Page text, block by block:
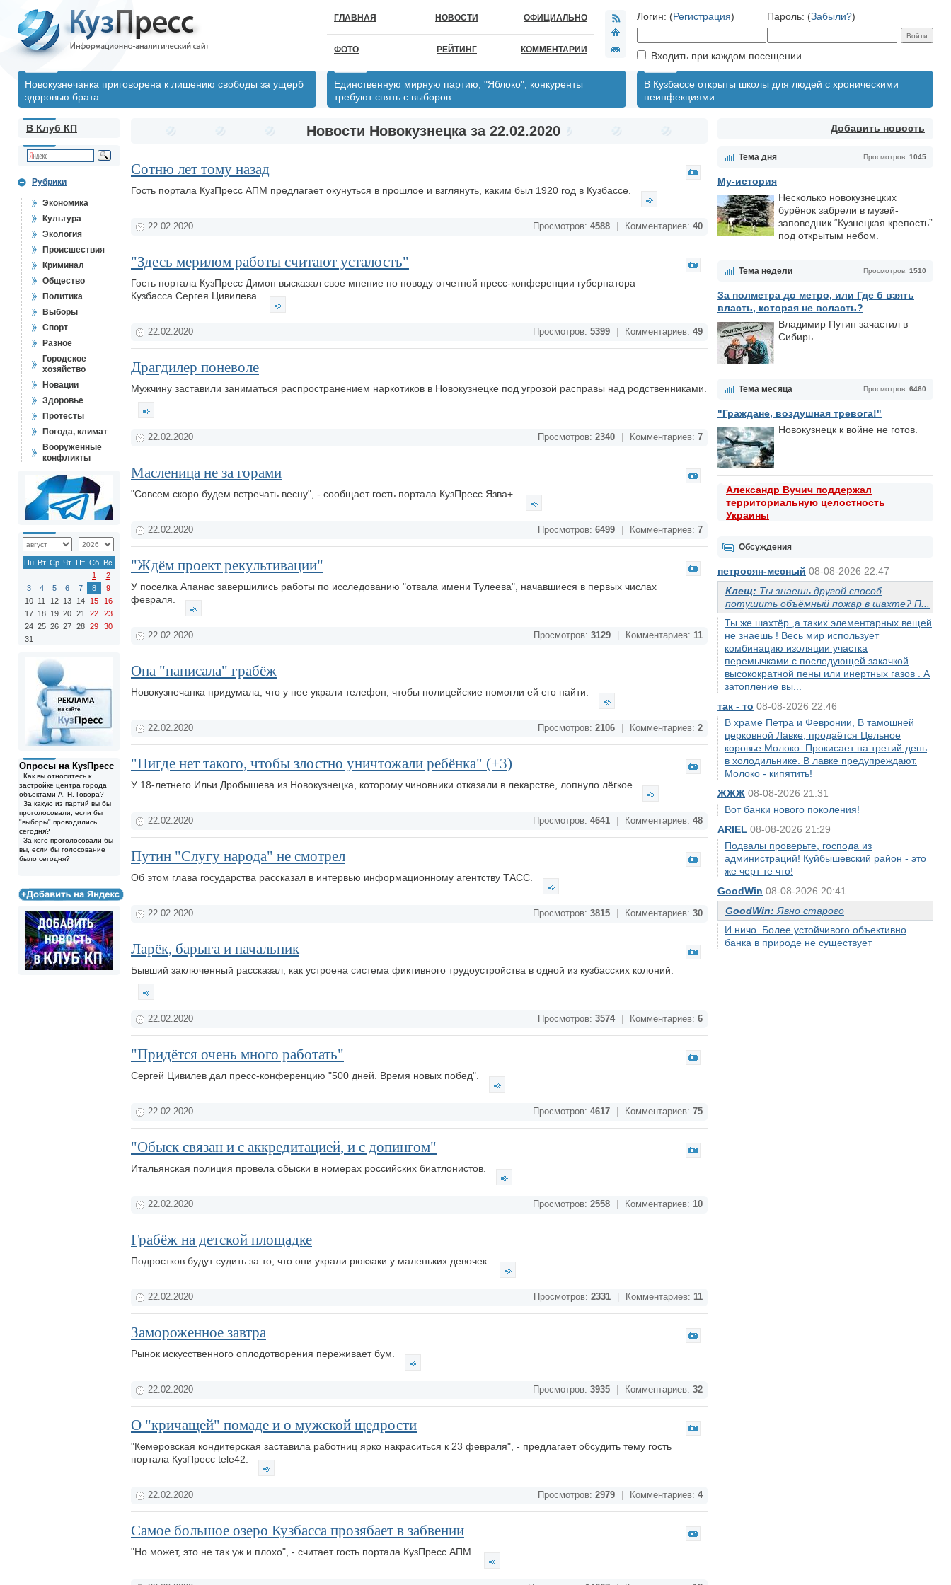
ГЛАВНАЯ НОВОСТИ ОФИЦИАЛЬНО
ФОТО РЕЙТИНГ КОММЕНТАРИИ
Логин: (Регистрация) Пароль: (Забыли?)
Входить при каждом посещении
Новокузнечанка приговорена к лишению свободы за ущерб
здоровью брата
Единственную мирную партию, "Яблоко", конкуренты
требуют снять с выборов
В Кузбассе открыты школы для людей с хроническими
неинфекциями
Добавить новость
Просмотров: 1045
Тема дня
Му-история
Несколько новокузнецких
бурёнок забрели в музей-
заповедник “Кузнецкая крепость”
под открытым небом.
Просмотров: 1510
Тема недели
За полметра до метро, или Где б взять
власть, которая не всласть?
Владимир Путин зачастил в
Сибирь...
Просмотров: 6460
Тема месяца
"Граждане, воздушная тревога!"
Новокузнецк к войне не готов.
Александр Вучич поддержал
территориальную целостность
Украины
Обсуждения
петросян-месный 08-08-2026 22:47
Клещ: Ты знаешь другой способ
потушить объёмный пожар в шахте? П...
Ты же шахтёр ,а таких элементарных вещей
не знаешь ! Весь мир использует
комбинацию изоляции участка
перемычками с последующей закачкой
высокократной пены или инертных газов . А
затопление вы...
так - то 08-08-2026 22:46
В храме Петра и Февронии, В тамошней
церковной Лавке, продаётся Цельное
коровье Молоко. Прокисает на третий день
в холодильнике. В лавке предупреждают.
Молоко - кипятить!
ЖЖЖ 08-08-2026 21:31
Вот банки нового поколения!
ARIEL 08-08-2026 21:29
Подвалы проверьте, господа из
администраций! Куйбышевский район - это
же черт те что!
GoodWin 08-08-2026 20:41
GoodWin: Явно старого
И ничо. Более устойчивого объективно
банка в природе не существует
В Клуб КП
Рубрики
Экономика
Культура
Экология
Происшествия
Криминал
Общество
Политика
Выборы
Спорт
Разное
Городское
хозяйство
Новации
Здоровье
Протесты
Погода, климат
Вооружённые
конфликты
Пн Вт Ср Чт Пт Сб Вс
1
2
3
4 5 6 7 8
9
10 11 12 13 14 15
16
17 18 19 20 21 22
23
24 25 26 27 28 29
30
31
Опросы на КузПресс
Как вы относитесь к
застройке центра города
объектами А. Н. Говора?
За какую из партий вы бы
проголосовали, если бы
"выборы" проводились
сегодня?
За кого проголосовали бы
вы, если бы голосование
было сегодня?
Новости Новокузнецка за 22.02.2020
Сотню лет тому назад
Гость портала КузПресс АПМ предлагает окунуться в прошлое и взглянуть, каким был 1920 год в Кузбассе.
22.02.2020 Просмотров: 4588 Комментариев: 40
"Здесь мерилом работы считают усталость"
Гость портала КузПресс Димон высказал свое мнение по поводу отчетной пресс-конференции губернатора
Кузбасса Сергея Цивилева.
22.02.2020 Просмотров: 5399 Комментариев: 49
Драгдилер поневоле
Мужчину заставили заниматься распространением наркотиков в Новокузнецке под угрозой расправы над родственниками.
22.02.2020 Просмотров: 2340 Комментариев: 7
Масленица не за горами
"Совсем скоро будем встречать весну", - сообщает гость портала КузПресс Язва+.
22.02.2020 Просмотров: 6499 Комментариев: 7
"Ждём проект рекультивации"
У поселка Апанас завершились работы по исследованию "отвала имени Тулеева", начавшиеся в первых числах
февраля.
22.02.2020 Просмотров: 3129 Комментариев: 11
Она "написала" грабёж
Новокузнечанка придумала, что у нее украли телефон, чтобы полицейские помогли ей его найти.
22.02.2020 Просмотров: 2106 Комментариев: 2
"Нигде нет такого, чтобы злостно уничтожали ребёнка" (+3)
У 18-летнего Ильи Дробышева из Новокузнецка, которому чиновники отказали в лекарстве, лопнуло лёгкое
22.02.2020 Просмотров: 4641 Комментариев: 48
Путин "Слугу народа" не смотрел
Об этом глава государства рассказал в интервью информационному агентству ТАСС.
22.02.2020 Просмотров: 3815 Комментариев: 30
Ларёк, барыга и начальник
Бывший заключенный рассказал, как устроена система фиктивного трудоустройства в одной из кузбасских колоний.
22.02.2020 Просмотров: 3574 Комментариев: 6
"Придётся очень много работать"
Сергей Цивилев дал пресс-конференцию "500 дней. Время новых побед".
22.02.2020 Просмотров: 4617 Комментариев: 75
"Обыск связан и с аккредитацией, и с допингом"
Итальянская полиция провела обыски в номерах российских биатлонистов.
22.02.2020 Просмотров: 2558 Комментариев: 10
Грабёж на детской площадке
Подростков будут судить за то, что они украли рюкзаки у маленьких девочек.
22.02.2020 Просмотров: 2331 Комментариев: 11
Замороженное завтра
Рынок искусственного оплодотворения переживает бум.
22.02.2020 Просмотров: 3935 Комментариев: 32
О "кричащей" помаде и о мужской щедрости
"Кемеровская кондитерская заставила работниц ярко накраситься к 23 февраля", - предлагает обсудить тему гость
портала КузПресс tele42.
22.02.2020 Просмотров: 2979 Комментариев: 4
Самое большое озеро Кузбасса прозябает в забвении
"Но может, это не так уж и плохо", - считает гость портала КузПресс АПМ.